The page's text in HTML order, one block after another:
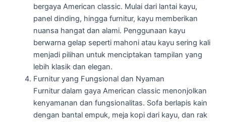
bergaya American classic. Mulai dari lantai kayu,
panel dinding, hingga furnitur, kayu memberikan
nuansa hangat dan alami. Penggunaan kayu
berwarna gelap seperti mahoni atau kayu sering kali
menjadi pilihan untuk menciptakan tampilan yang
lebih klasik dan elegan.
Furnitur yang Fungsional dan Nyaman
Furnitur dalam gaya American classic menonjolkan
kenyamanan dan fungsionalitas. Sofa berlapis kain
dengan bantal empuk, meja kopi dari kayu, dan rak